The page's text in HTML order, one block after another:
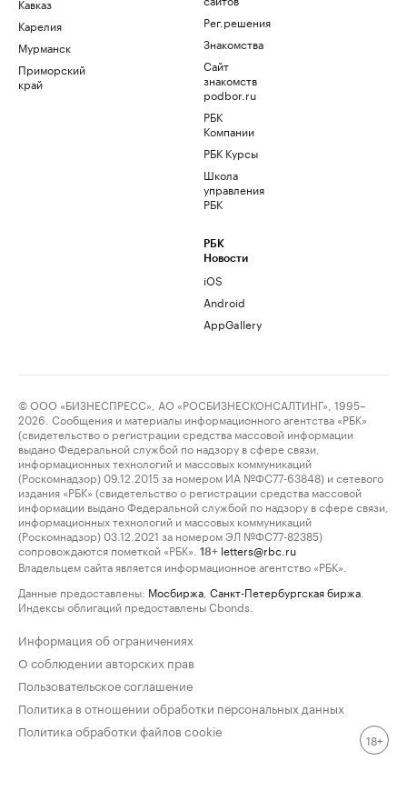
Карелия
Мурманск
Приморский
край
Рег.решения
Знакомства
Сайт
знакомств
podbor.ru
РБК
Компании
РБК Курсы
Школа
управления
РБК
РБК
Новости
iOS
Android
AppGallery
© ООО «БИЗНЕСПРЕСС», АО «РОСБИЗНЕСКОНСАЛТИНГ», 1995–
2026. Сообщения и материалы информационного агентства «РБК»
(свидетельство о регистрации средства массовой информации
выдано Федеральной службой по надзору в сфере связи,
информационных технологий и массовых коммуникаций
(Роскомнадзор) 09.12.2015 за номером ИА №ФС77-63848) и сетевого
издания «РБК» (свидетельство о регистрации средства массовой
информации выдано Федеральной службой по надзору в сфере связи,
информационных технологий и массовых коммуникаций
(Роскомнадзор) 03.12.2021 за номером ЭЛ №ФС77-82385)
сопровождаются пометкой «РБК».
18+ letters@rbc.ru
Владельцем сайта является информационное агентство «РБК».
Данные предоставлены: Мосбиржа Санкт-Петербургская биржа
Индексы облигаций предоставлены Cbonds.
Информация об ограничениях
О соблюдении авторских прав
Пользовательское соглашение
Политика в отношении обработки персональных данных
Политика обработки файлов cookie
18+